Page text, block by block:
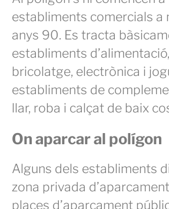
establiments comercials a
anys 90. Es tracta
establiments
bricolatge, electrònica i
establiments de
llar, roba i calçat de baix
On aparcar al polígon
Alguns dels establiments
zona privada
places d’aparcament